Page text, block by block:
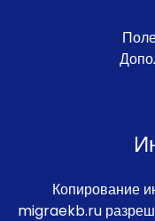
Копирование
migraekb.ru